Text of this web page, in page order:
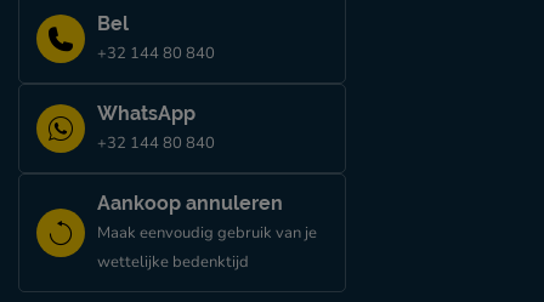
Bel
+32 144 80 840
WhatsApp
+32 144 80 840
Aankoop annuleren
Maak eenvoudig gebruik van je
wettelijke bedenktijd